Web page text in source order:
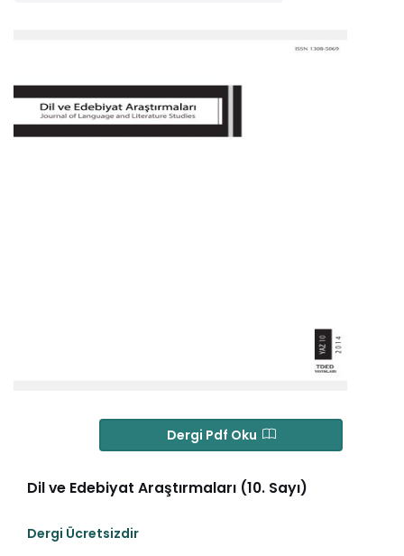
Dergi Pdf Oku
Dil ve Edebiyat Araştırmaları (10. Sayı)
Dergi Ücretsizdir